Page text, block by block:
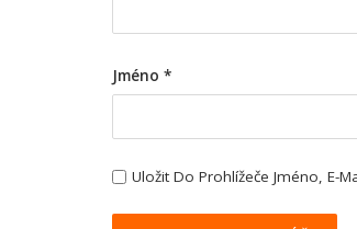
Jméno *
Uložit Do Prohlížeče Jméno, E-